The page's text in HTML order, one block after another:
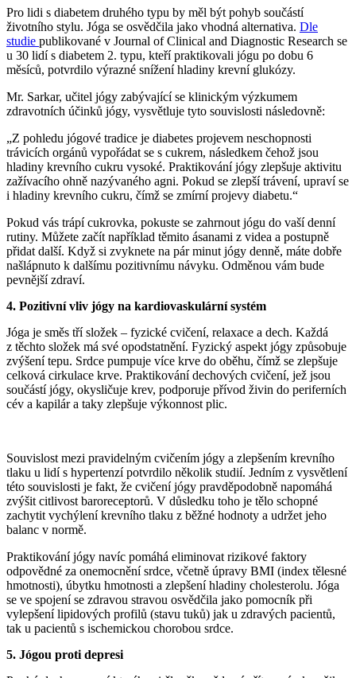
Pro lidi s diabetem druhého typu by měl být pohyb součástí
životního stylu. Jóga se osvědčila jako vhodná alternativa. Dle
studie publikované v Journal of Clinical and Diagnostic Research se
u 30 lidí s diabetem 2. typu, kteří praktikovali jógu po dobu 6
měsíců, potvrdilo výrazné snížení hladiny krevní glukózy.
Mr. Sarkar, učitel jógy zabývající se klinickým výzkumem
zdravotních účinků jógy, vysvětluje tyto souvislosti následovně:
„Z pohledu jógové tradice je diabetes projevem neschopnosti
trávicích orgánů vypořádat se s cukrem, následkem čehož jsou
hladiny krevního cukru vysoké. Praktikování jógy zlepšuje aktivitu
zažívacího ohně nazývaného agni. Pokud se zlepší trávení, upraví se
i hladiny krevního cukru, čímž se zmírní projevy diabetu.“
Pokud vás trápí cukrovka, pokuste se zahrnout jógu do vaší denní
rutiny. Můžete začít například těmito ásanami z videa a postupně
přidat další. Když si zvyknete na pár minut jógy denně, máte dobře
našlápnuto k dalšímu pozitivnímu návyku. Odměnou vám bude
pevnější zdraví.
4. Pozitivní vliv jógy na kardiovaskulární systém
Jóga je směs tří složek – fyzické cvičení, relaxace a dech. Každá
z těchto složek má své opodstatnění. Fyzický aspekt jógy způsobuje
zvýšení tepu. Srdce pumpuje více krve do oběhu, čímž se zlepšuje
celková cirkulace krve. Praktikování dechových cvičení, jež jsou
součástí jógy, okysličuje krev, podporuje přívod živin do periferních
cév a kapilár a taky zlepšuje výkonnost plic.
Souvislost mezi pravidelným cvičením jógy a zlepšením krevního
tlaku u lidí s hypertenzí potvrdilo několik studií. Jedním z vysvětlení
této souvislosti je fakt, že cvičení jógy pravděpodobně napomáhá
zvýšit citlivost baroreceptorů. V důsledku toho je tělo schopné
zachytit vychýlení krevního tlaku z běžné hodnoty a udržet jeho
balanc v normě.
Praktikování jógy navíc pomáhá eliminovat rizikové faktory
odpovědné za onemocnění srdce, včetně úpravy BMI (index tělesné
hmotnosti), úbytku hmotnosti a zlepšení hladiny cholesterolu. Jóga
se ve spojení se zdravou stravou osvědčila jako pomocník při
vylepšení lipidových profilů (stavu tuků) jak u zdravých pacientů,
tak u pacientů s ischemickou chorobou srdce.
5. Jógou proti depresi